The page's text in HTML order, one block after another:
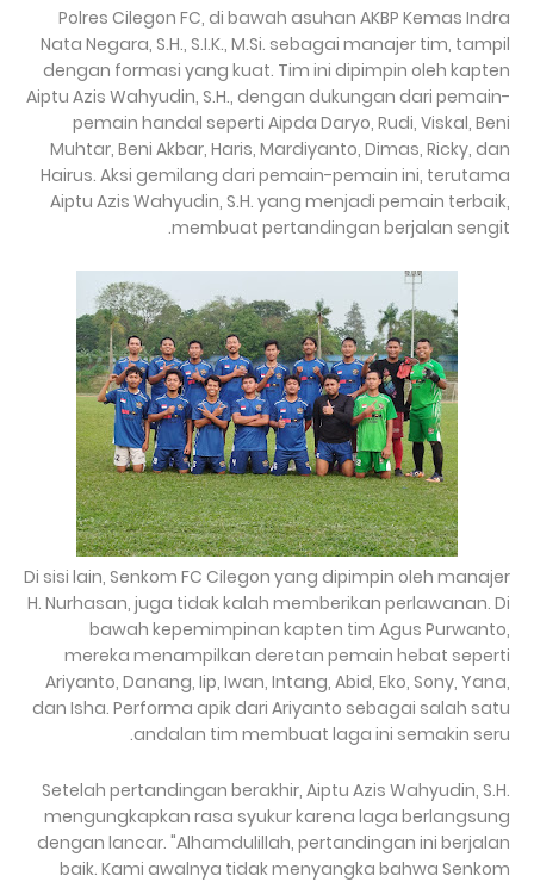
Polres Cilegon FC, di bawah asuhan AKBP Kemas Indra
Nata Negara, S.H., S.I.K., M.Si. sebagai manajer tim, tampil
dengan formasi yang kuat. Tim ini dipimpin oleh kapten
Aiptu Azis Wahyudin, S.H., dengan dukungan dari pemain-
pemain handal seperti Aipda Daryo, Rudi, Viskal, Beni
Muhtar, Beni Akbar, Haris, Mardiyanto, Dimas, Ricky, dan
Hairus. Aksi gemilang dari pemain-pemain ini, terutama
Aiptu Azis Wahyudin, S.H. yang menjadi pemain terbaik,
membuat pertandingan berjalan sengit.
Di sisi lain, Senkom FC Cilegon yang dipimpin oleh manajer
H. Nurhasan, juga tidak kalah memberikan perlawanan. Di
bawah kepemimpinan kapten tim Agus Purwanto,
mereka menampilkan deretan pemain hebat seperti
Ariyanto, Danang, Iip, Iwan, Intang, Abid, Eko, Sony, Yana,
dan Isha. Performa apik dari Ariyanto sebagai salah satu
andalan tim membuat laga ini semakin seru.
Setelah pertandingan berakhir, Aiptu Azis Wahyudin, S.H.
mengungkapkan rasa syukur karena laga berlangsung
dengan lancar. "Alhamdulillah, pertandingan ini berjalan
baik. Kami awalnya tidak menyangka bahwa Senkom